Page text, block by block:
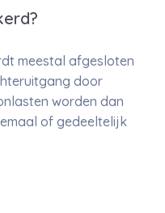
meestal afgesloten
door
worden dan
of gedeeltelijk